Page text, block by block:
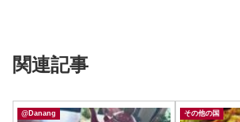
関連記事
@Danang その他の国